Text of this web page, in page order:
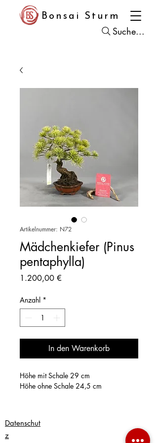
Bonsai Sturm
Suche...
Artikelnummer: N72
Mädchenkiefer (Pinus
pentaphylla)
1.200,00 €
Anzahl *
In den Warenkorb
Höhe mit Schale 29 cm
Höhe ohne Schale 24,5 cm
Datenschut
z